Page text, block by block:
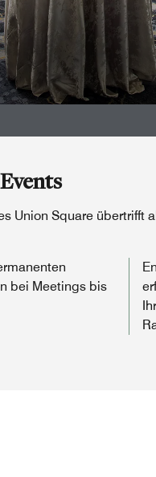
Union Square übertrifft
bei Meetings bis